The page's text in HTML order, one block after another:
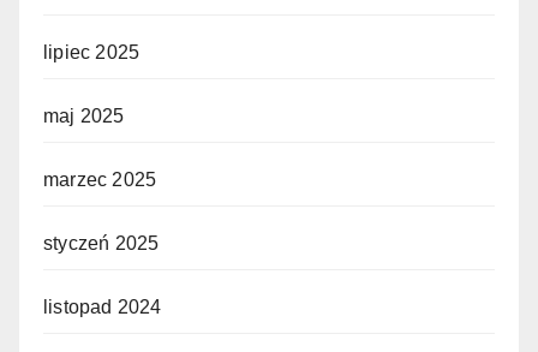
lipiec 2025
maj 2025
marzec 2025
styczeń 2025
listopad 2024